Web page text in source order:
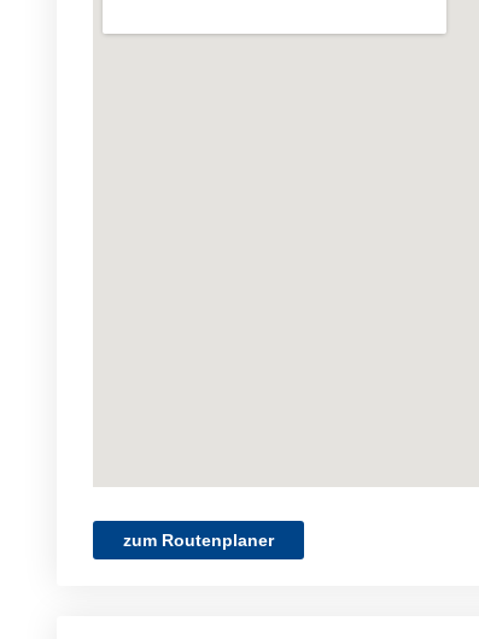
zum Routenplaner